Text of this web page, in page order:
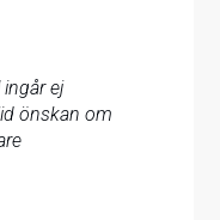
ingår ej
önskan om